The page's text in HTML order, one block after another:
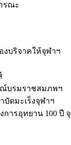
รณะ
งบริจาคให้จุฬาฯ
บรมราชสมภพฯ
ดมะเร็งจุฬาฯ
การอุทยาน 100 ปี